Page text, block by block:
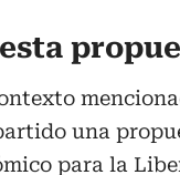
una
para la